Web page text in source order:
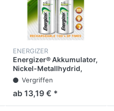
ENERGIZER
Energizer® Akkumulator,
Nickel-Metallhydrid,
Baby, C, HR14, 1,2 V,
2.500 mAh (2 Stück)
Vergriffen
ab 13,19 € *